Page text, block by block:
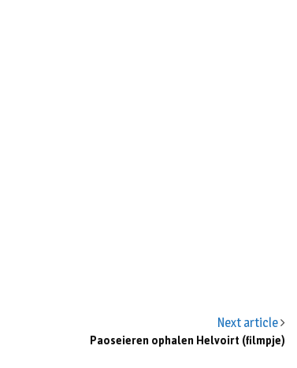
Next article
Paoseieren ophalen Helvoirt (filmpje)